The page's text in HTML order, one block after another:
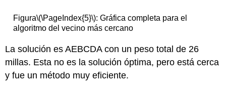
Figura\(\PageIndex{5}\): Gráfica completa para el
algoritmo del vecino más cercano
La solución es AEBCDA con un peso total de 26
millas. Esta no es la solución óptima, pero está cerca
y fue un método muy eficiente.